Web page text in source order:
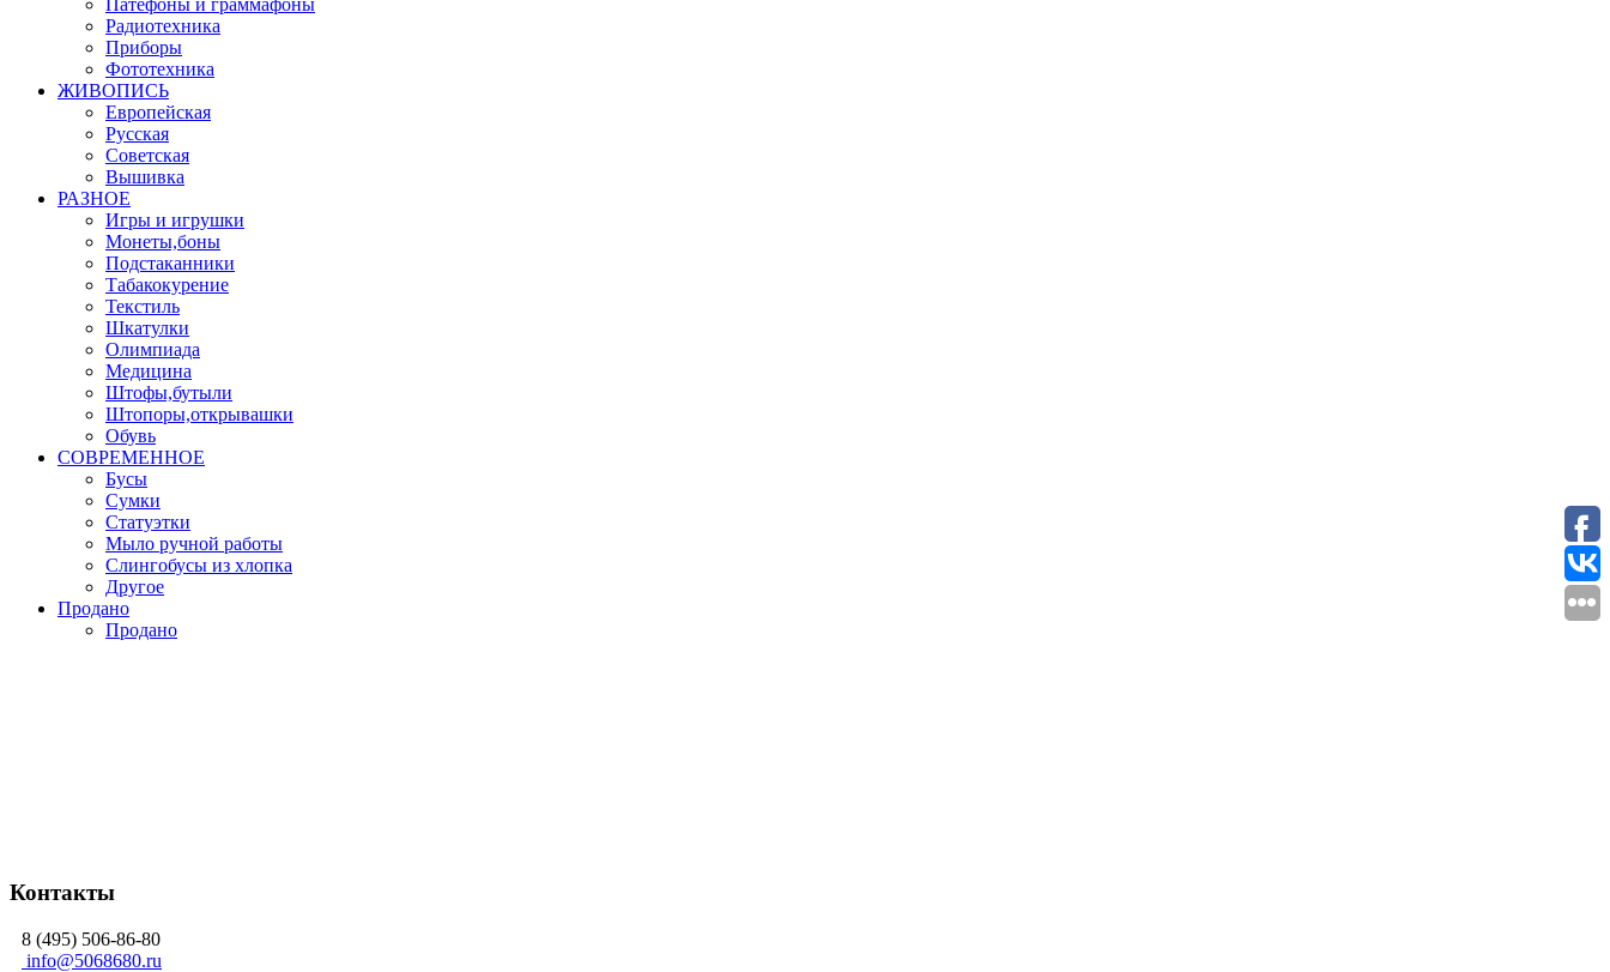
Патефоны и граммафоны
Радиотехника
Приборы
Фототехника
ЖИВОПИСЬ
Европейская
Русская
Советская
Вышивка
РАЗНОЕ
Игры и игрушки
Монеты,боны
Подстаканники
Табакокурение
Текстиль
Шкатулки
Олимпиада
Медицина
Штофы,бутыли
Штопоры,открывашки
Обувь
СОВРЕМЕННОЕ
Бусы
Сумки
Статуэтки
Мыло ручной работы
Слингобусы из хлопка
Другое
Продано
Продано
Контакты
8 (495) 506-86-80
info@5068680.ru